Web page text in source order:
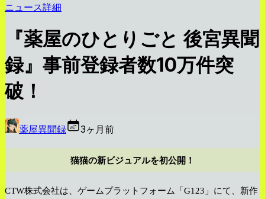
ニュース詳細
『薬屋のひとりごと 後宮異聞
録』事前登録者数10万件突
破！
薬屋異聞録 3ヶ月前
猫猫の新ビジュアルを初公開！
CTW株式会社は、ゲームプラットフォーム「G123」にて、新作